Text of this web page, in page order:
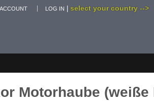
select your country -->
LOG IN
Motorhaube (weiße